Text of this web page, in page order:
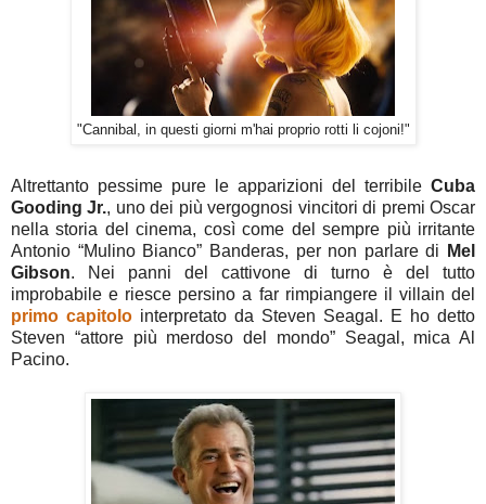
"Cannibal, in questi giorni m'hai proprio rotti li cojoni!"
Altrettanto pessime pure le apparizioni del terribile Cuba
Gooding Jr., uno dei più vergognosi vincitori di premi Oscar
nella storia del cinema, così come del sempre più irritante
Antonio “Mulino Bianco” Banderas, per non parlare di
Mel
Gibson. Nei panni del cattivone di turno è del tutto
improbabile e riesce persino a far rimpiangere il villain del
primo capitolo interpretato da Steven Seagal. E ho detto
Steven “attore più merdoso del mondo” Seagal, mica Al
Pacino.